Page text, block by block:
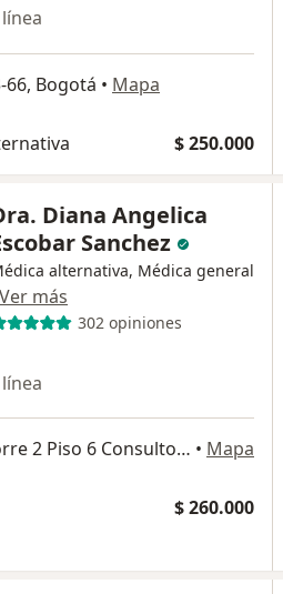
66, Bogotá • Mapa
$ 250.000
Diana Angelica
Sanchez
alternativa, Médica general
Ver más
302 opiniones
Calle 134 # 7-83 Torre 2 Piso 6 Consultorio 265, Bogotá • Mapa
$ 260.000